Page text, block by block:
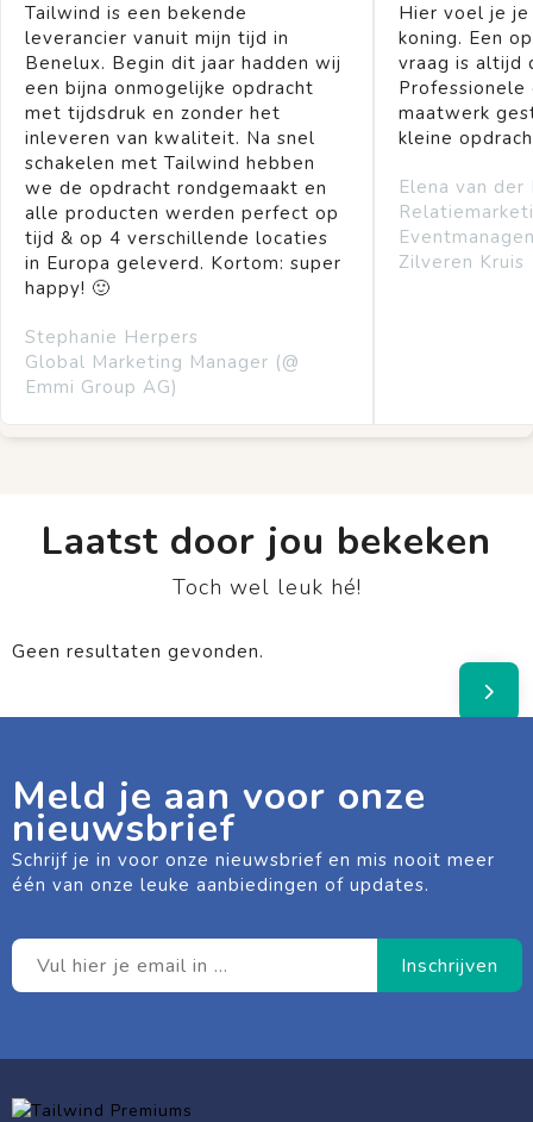
Tailwind is een bekende
leverancier vanuit mijn tijd in
Benelux. Begin dit jaar hadden wij
een bijna onmogelijke opdracht
met tijdsdruk en zonder het
inleveren van kwaliteit. Na snel
schakelen met Tailwind hebben
we de opdracht rondgemaakt en
alle producten werden perfect op
tijd & op 4 verschillende locaties
in Europa geleverd. Kortom: super
happy! 🙂
Stephanie Herpers
Global Marketing Manager (@
Emmi Group AG)
Hier voel je
koning. Een
vraag is altijd
Professionele
maatwerk
kleine
Elena van der
Zilveren Kruis
Laatst door jou bekeken
Toch wel leuk hé!
Geen resultaten gevonden.
Meld je aan voor onze
nieuwsbrief
Schrijf je in voor onze nieuwsbrief en mis nooit meer
één van onze leuke aanbiedingen of updates.